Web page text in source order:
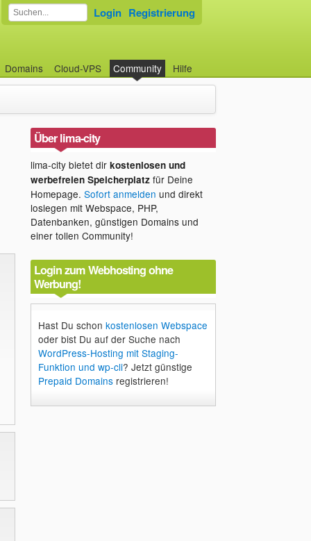
Domains Cloud-VPS Community Hilfe
Login Registrierung
Über lima-city
lima-city bietet dir kostenlosen und
werbefreien Speicherplatzfür Deine
Homepage. Sofort anmelden und direkt
loslegen mit Webspace, PHP,
Datenbanken, günstigen Domains und
einer tollen Community!
Login zum Webhosting ohne
Werbung!
Hast Du schon kostenlosen Webspace
oder bist Du auf der Suche nach
WordPress-Hosting mit Staging-
Funktion und wp-cli? Jetzt günstige
Prepaid Domainsregistrieren!